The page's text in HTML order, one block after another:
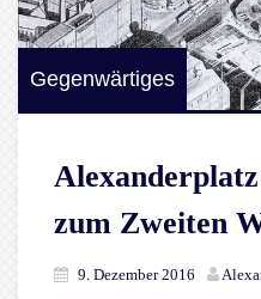
Gegenwärtiges
zum Zweiten
9. Dezember 2016